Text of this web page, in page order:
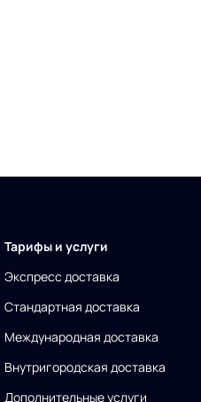
Тарифы и услуги
Экспресс доставка
Стандартная доставка
Международная доставка
Внутригородская доставка
Дополнительные услуги